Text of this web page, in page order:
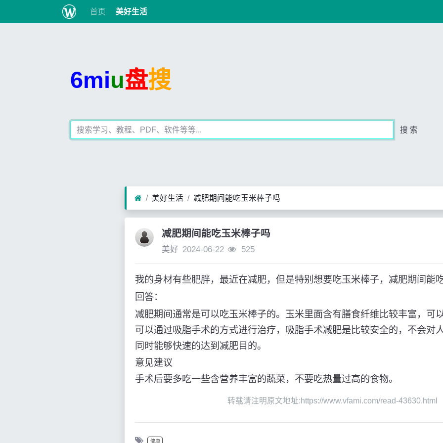
首页 美好生活
6miu盘搜
搜 索
美好生活 减肥期间能吃玉米棒子吗
减肥期间能吃玉米棒子吗
美好 2024-06-22 525
我的身材有些肥胖，最近在减肥，但是特别想要吃玉米棒子，减肥期间能
回答：
减肥期间通常是可以吃玉米棒子的。玉米里面含有膳食纤维比较丰富，可
可以通过吸脂手术的方式进行治疗，吸脂手术减肥是比较安全的，不会对
同时能够快速的达到减肥目的。
意见建议
手术后要多吃一些含营养丰富的蔬菜，不要吃热量过高的食物。
转载请注明原文地址:https://www.vfami.com/read-43630.html
健康